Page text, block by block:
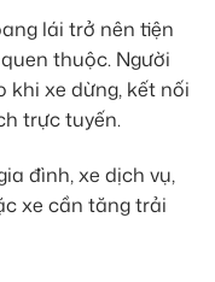
lái trở nên tiện
thuộc. Người
khi xe dừng, kết nối
trực tuyến.
đình, xe dịch vụ,
xe cần tăng trải